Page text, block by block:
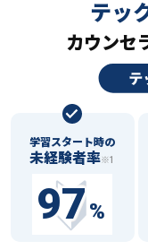
テッ
カウンセ
学習スタート時の
未経験者率※1
97%